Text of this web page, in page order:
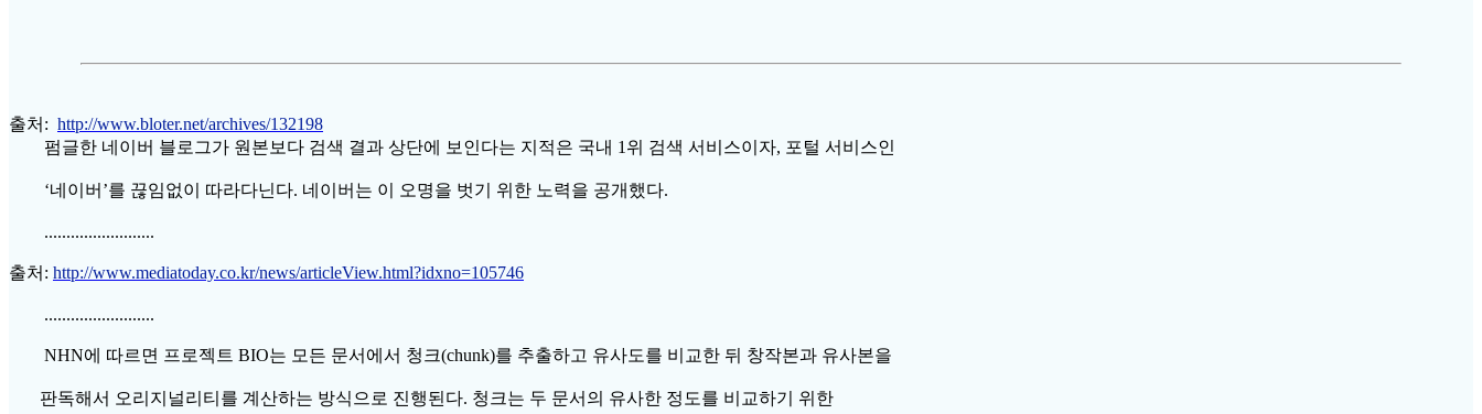
출처: http://www.bloter.net/archives/132198
펌글한 네이버 블로그가 원본보다 검색 결과 상단에 보인다는 지적은 국내 1위 검색 서비스이자, 포털 서비스인
‘네이버’를 끊임없이 따라다닌다. 네이버는 이 오명을 벗기 위한 노력을 공개했다.
.........................
출처: http://www.mediatoday.co.kr/news/articleView.html?idxno=105746
.........................
NHN에 따르면 프로젝트 BIO는 모든 문서에서 청크(chunk)를 추출하고 유사도를 비교한 뒤 창작본과 유사본을
판독해서 오리지널리티를 계산하는 방식으로 진행된다. 청크는 두 문서의 유사한 정도를 비교하기 위한